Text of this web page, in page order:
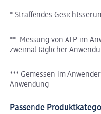
* Straffendes
** Messung von ATP im
zweimal täglicher
*** Gemessen im
Anwendung
Passende